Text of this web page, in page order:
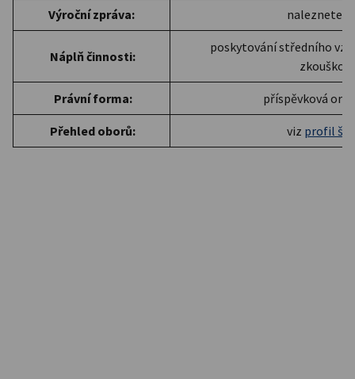
Výroční zpráva: naleznete
Náplň činnosti:
poskytování středního
zkouškou
Právní forma: příspěvková
Přehled oborů: viz profil